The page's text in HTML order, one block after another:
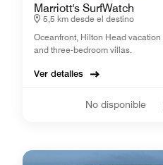
Marriott's SurfWatch
5,5 km desde el destino
Oceanfront, Hilton Head
and three-bedroom villas.
Ver detalles
No disponible